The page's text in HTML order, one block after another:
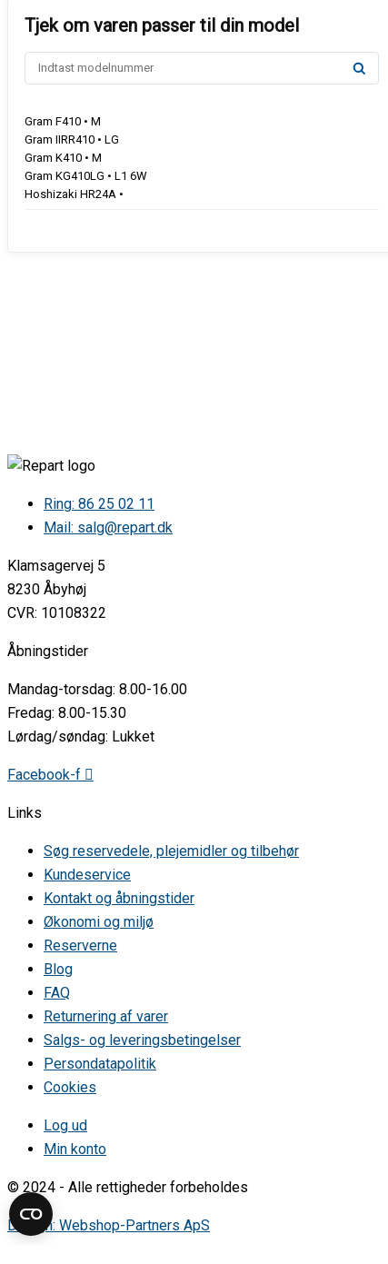
Gram F410 • M
Gram IIRR410 • LG
Gram K410 • M
Gram KG410LG • L1 6W
Hoshizaki HR24A •
Ring: 86 25 02 11
Mail: salg@repart.dk
Klamsagervej 5
8230 Åbyhøj
CVR: 10108322
Åbningstider
Mandag-torsdag: 8.00-16.00
Fredag: 8.00-15.30
Lørdag/søndag: Lukket
Facebook-f
Links
Søg reservedele, plejemidler og tilbehør
Kundeservice
Kontakt og åbningstider
Økonomi og miljø
Reserverne
Blog
FAQ
Returnering af varer
Salgs- og leveringsbetingelser
Persondatapolitik
Cookies
Log ud
Min konto
© 2024 - Alle rettigheder forbeholdes
Design: Webshop-Partners ApS